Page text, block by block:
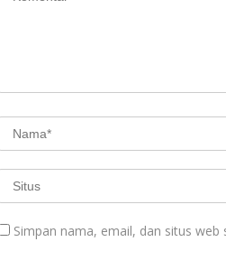
Simpan nama, email, dan situs